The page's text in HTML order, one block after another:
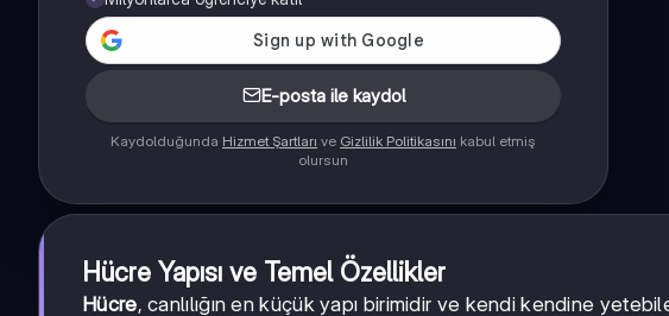
E-posta ile kaydol
Kaydolduğunda Hizmet Şartları ve Gizlilik Politikasını kabul etmiş
olursun
Hücre Yapısı ve Temel Özellikler
Hücre, canlılığın en küçük yapı birimidir ve kendi kendine